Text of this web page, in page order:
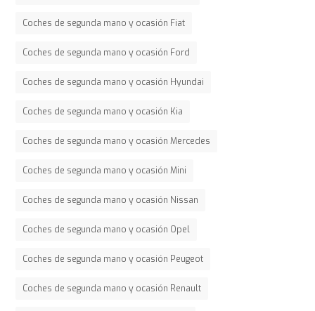
Coches de segunda mano y ocasión Fiat
Coches de segunda mano y ocasión Ford
Coches de segunda mano y ocasión Hyundai
Coches de segunda mano y ocasión Kia
Coches de segunda mano y ocasión Mercedes
Coches de segunda mano y ocasión Mini
Coches de segunda mano y ocasión Nissan
Coches de segunda mano y ocasión Opel
Coches de segunda mano y ocasión Peugeot
Coches de segunda mano y ocasión Renault